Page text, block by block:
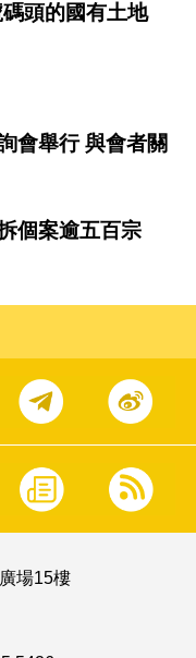
頭的國有土地
會舉行 與會者關
個案逾五百宗
場15樓